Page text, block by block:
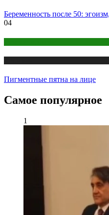
Беременность после 50:
04
Пигментные пятна на лице
Самое популярное
1